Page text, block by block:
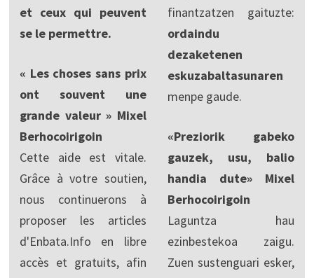
et ceux qui peuvent
se le permettre.
« Les choses sans prix
ont souvent une
grande valeur » Mixel
Berhocoirigoin
Cette aide est vitale.
Grâce à votre soutien,
nous continuerons à
proposer les articles
d'Enbata.Info en libre
accès et gratuits, afin
finantzatzen gaituzte:
ordaindu
dezaketenen
eskuzabaltasunaren
menpe gaude.
«Preziorik gabeko
gauzek, usu, balio
handia dute» Mixel
Berhocoirigoin
Laguntza hau
ezinbestekoa zaigu.
Zuen sustenguari esker,